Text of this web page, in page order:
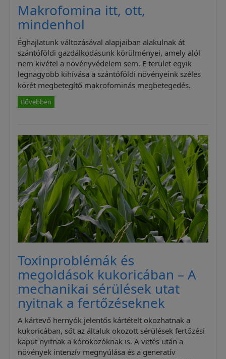
Makrofomina itt, ott,
mindenhol
Éghajlatunk változásával alapjaiban alakulnak át
szántóföldi gazdálkodásunk körülményei, amely alól
nem kivétel a növényvédelem sem. E terület egyik
legnagyobb kihívása a szántóföldi növényeink széles
körét megbetegítő makrofominás megbetegedés.
Bővebben
Toxinproblémák és
megoldások kukoricában – A
mechanikai sérülések utat
nyitnak a fertőzéseknek
A kártevő hernyók jelentős kártételt okozhatnak a
kukoricában, sőt az általuk okozott sérülések fertőzési
kaput nyitnak a kórokozóknak is. A vetés után a
növények intenzív megnyúlása és a generatív